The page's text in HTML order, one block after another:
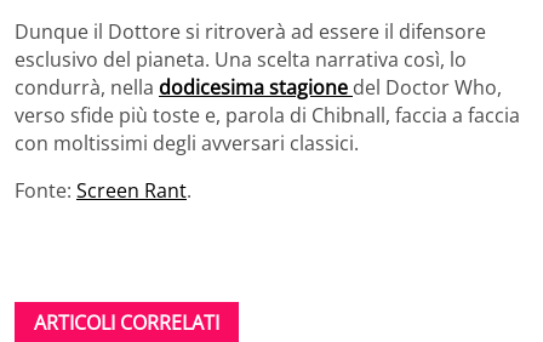
Dunque il Dottore si ritroverà ad essere il difensore
esclusivo del pianeta. Una scelta narrativa così, lo
condurrà, nella dodicesima stagione del Doctor Who,
verso sfide più toste e, parola di Chibnall, faccia a faccia
con moltissimi degli avversari classici.
Fonte: Screen Rant.
ARTICOLI CORRELATI